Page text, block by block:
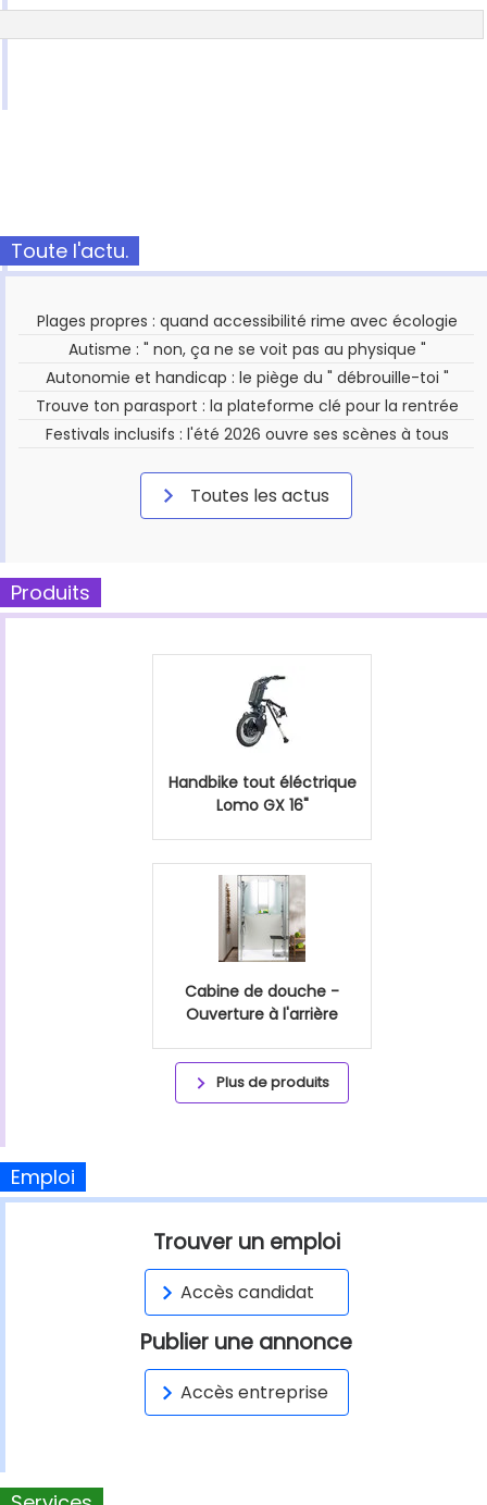
Toute l'actu.
Plages propres : quand accessibilité rime avec écologie
Autisme : " non, ça ne se voit pas au physique "
Autonomie et handicap : le piège du " débrouille-toi "
Trouve ton parasport : la plateforme clé pour la rentrée
Festivals inclusifs : l'été 2026 ouvre ses scènes à tous
Toutes les actus
Produits
Handbike tout éléctrique
Lomo GX 16"
Cabine de douche -
Ouverture à l'arrière
Plus de produits
Emploi
Trouver un emploi
Accès candidat
Publier une annonce
Accès entreprise